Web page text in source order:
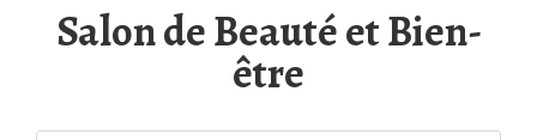
Salon de Beauté et Bien-
être